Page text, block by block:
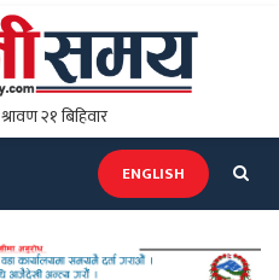
ENGLISH